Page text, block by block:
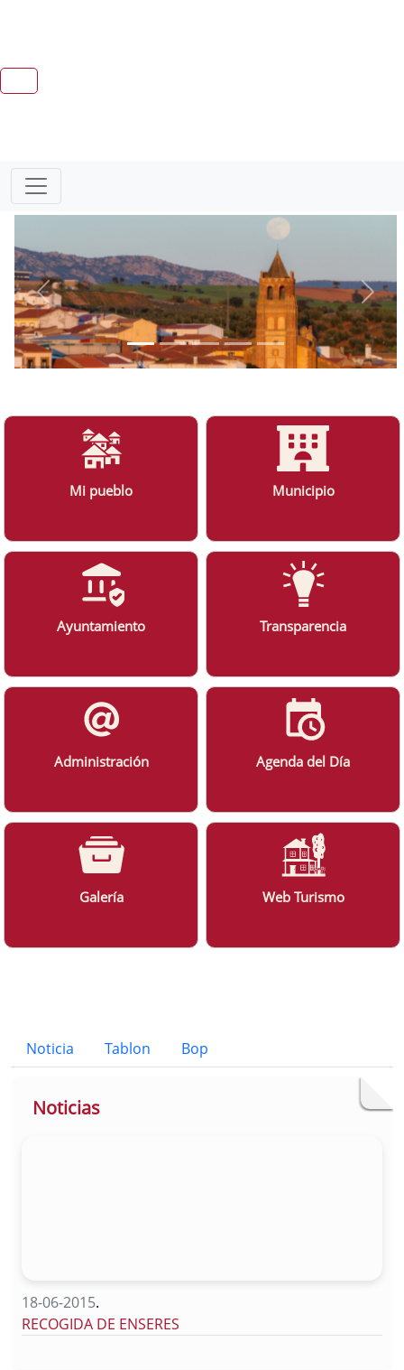
Mi pueblo Municipio
Ayuntamiento Transparencia
Administración Agenda del Día
Galería Web Turismo
Noticia Tablon Bop
Button
Noticias
18-06-2015.
RECOGIDA DE ENSERES